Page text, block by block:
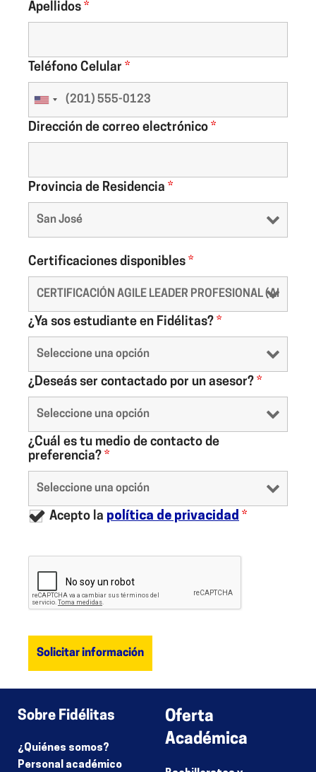
Apellidos *
Teléfono Celular *
Dirección de correo electrónico *
Provincia de Residencia *
Certificaciones disponibles *
¿Ya sos estudiante en Fidélitas? *
¿Deseás ser contactado por un asesor? *
¿Cuál es tu medio de contacto de
preferencia? *
Acepto la política de privacidad *
Sobre Fidélitas
¿Quiénes somos?
Personal académico
Oferta
Académica